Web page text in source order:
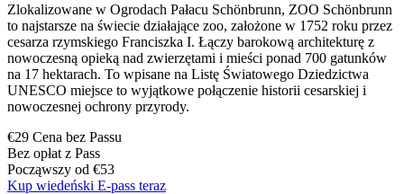
Zlokalizowane w Ogrodach Pałacu Schönbrunn, ZOO Schönbrunn
to najstarsze na świecie działające zoo, założone w 1752 roku przez
cesarza rzymskiego Franciszka I. Łączy barokową architekturę z
nowoczesną opieką nad zwierzętami i mieści ponad 700 gatunków
na 17 hektarach. To wpisane na Listę Światowego Dziedzictwa
UNESCO miejsce to wyjątkowe połączenie historii cesarskiej i
nowoczesnej ochrony przyrody.
€29 Cena bez Passu
Bez opłat z Pass
Począwszy od €53
Kup wiedeński E-pass teraz